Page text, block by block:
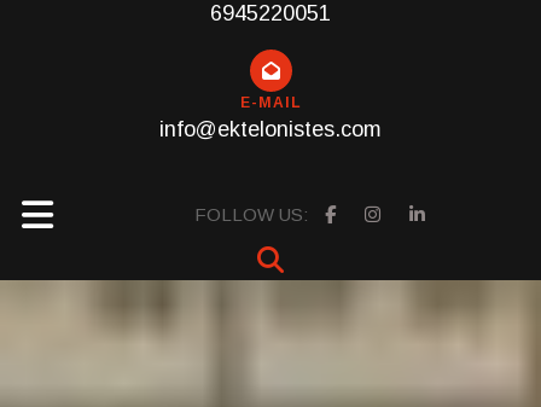
6945220051
E-MAIL
info@ektelonistes.com
Open
FOLLOW US: